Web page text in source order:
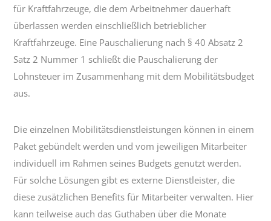
für Kraftfahrzeuge, die dem Arbeitnehmer dauerhaft
überlassen werden einschließlich betrieblicher
Kraftfahrzeuge. Eine Pauschalierung nach § 40 Absatz 2
Satz 2 Nummer 1 schließt die Pauschalierung der
Lohnsteuer im Zusammenhang mit dem Mobilitätsbudget
aus.
Die einzelnen Mobilitätsdienstleistungen können in einem
Paket gebündelt werden und vom jeweiligen Mitarbeiter
individuell im Rahmen seines Budgets genutzt werden.
Für solche Lösungen gibt es externe Dienstleister, die
diese zusätzlichen Benefits für Mitarbeiter verwalten. Hier
kann teilweise auch das Guthaben über die Monate